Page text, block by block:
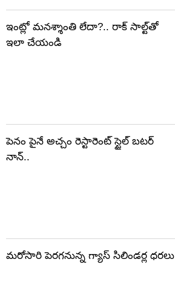
ఇంట్లో మనశ్శాంతి లేదా?.. రాక్ సాల్ట్‌తో
ఇలా చేయండి
పెనం పైనే అచ్చం రెస్టారెంట్ స్టైల్ బటర్
నాన్..
మరోసారి పెరగనున్న గ్యాస్ సిలిండర్ల ధరలు